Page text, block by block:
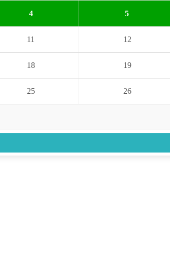
4 5
11 12
18 19
25 26